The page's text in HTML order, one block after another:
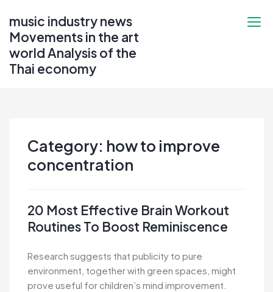
content
music industry news
Movements in the art
world Analysis of the
Thai economy
Category: how to improve
concentration
20 Most Effective Brain Workout
Routines To Boost Reminiscence
Research suggests that publicity to pure
environment, together with green spaces, might
prove useful for children’s mind improvement.